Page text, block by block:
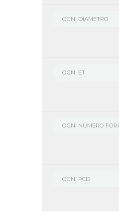
OGNI DIAMETRO
OGNI ET
OGNI NUMERO FORI
OGNI PCD